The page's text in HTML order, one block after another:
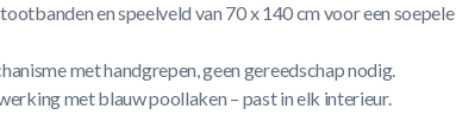
en speelveld van 70 x 140 cm voor een soepele
met handgrepen, geen gereedschap nodig.
met blauw poollaken – past in elk interieur.